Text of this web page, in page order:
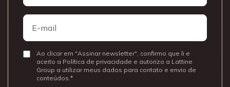
E-
mail
ConsentirAo clicar em "Assinar newsletter", confirmo que li e
aceito a Política de privacidade e autorizo a Lattine
Group a utilizar meus dados para contato e envio de
conteúdos.